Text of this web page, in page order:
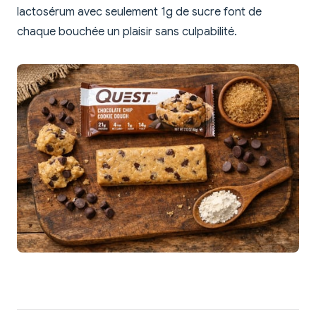
lactosérum avec seulement 1g de sucre font de
chaque bouchée un plaisir sans culpabilité.